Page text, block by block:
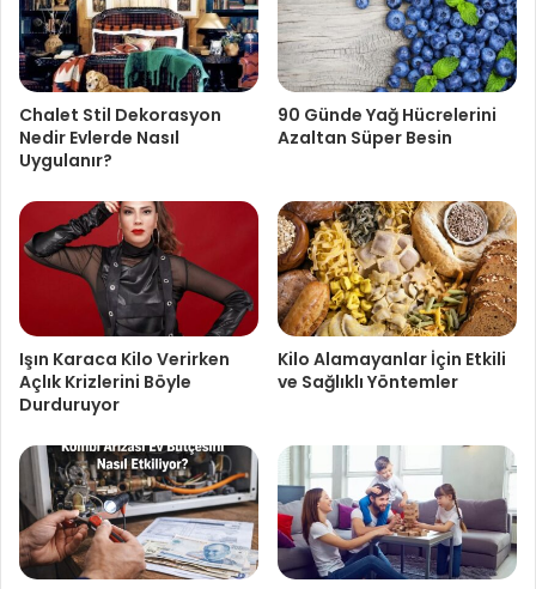
Chalet Stil Dekorasyon
Nedir Evlerde Nasıl
Uygulanır?
90 Günde Yağ Hücrelerini
Azaltan Süper Besin
Işın Karaca Kilo Verirken
Açlık Krizlerini Böyle
Durduruyor
Kilo Alamayanlar İçin Etkili
ve Sağlıklı Yöntemler